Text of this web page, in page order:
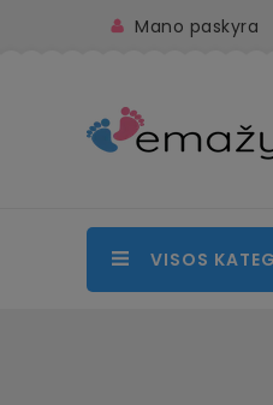
Mano paskyra
VISOS